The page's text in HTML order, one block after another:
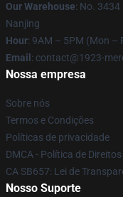
Our Warehouse: No.
Nanjing
Hour: 9AM – 5PM (Mon –
Email : contact@1923-
Nossa empresa
Sobre nós
Termos e Condições
Políticas de privacidade
DMCA - Política de
CA SB657: Lei de
Nosso Suporte